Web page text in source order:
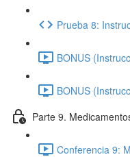
Prueba 8:
BONUS
BONUS
Parte 9.
Conferencia 9: